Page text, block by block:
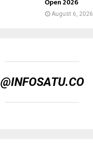
August 6, 2026
@INFOSATU.CO